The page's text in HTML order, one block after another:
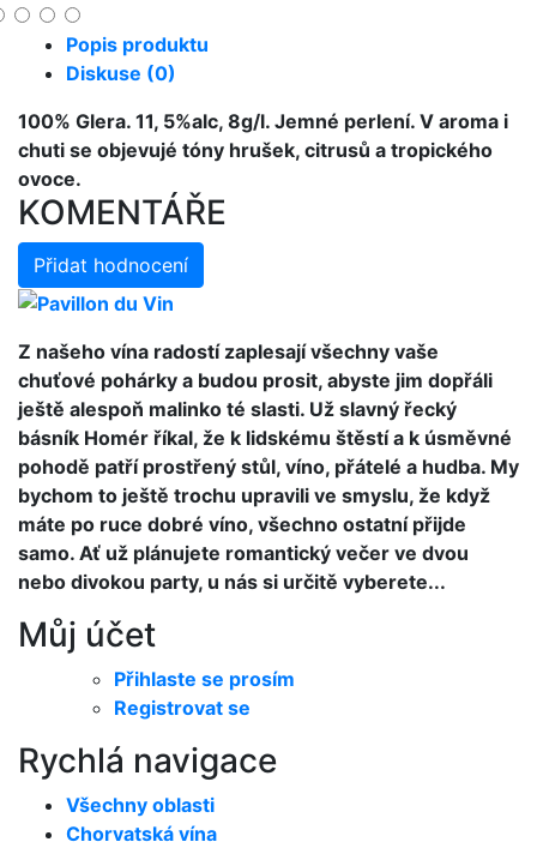
Popis produktu
Diskuse (0)
100% Glera. 11, 5%alc, 8g/l. Jemné perlení. V aroma i
chuti se objevujé tóny hrušek, citrusů a tropického
ovoce.
KOMENTÁŘE
Přidat hodnocení
Z našeho vína radostí zaplesají všechny vaše
chuťové pohárky a budou prosit, abyste jim dopřáli
ještě alespoň malinko té slasti. Už slavný řecký
básník Homér říkal, že k lidskému štěstí a k úsměvné
pohodě patří prostřený stůl, víno, přátelé a hudba. My
bychom to ještě trochu upravili ve smyslu, že když
máte po ruce dobré víno, všechno ostatní přijde
samo. Ať už plánujete romantický večer ve dvou
nebo divokou party, u nás si určitě vyberete...
Můj účet
Přihlaste se prosím
Registrovat se
Rychlá navigace
Všechny oblasti
Chorvatská vína